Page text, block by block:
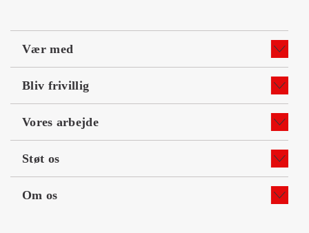
Vær med
Bliv frivillig
Vores arbejde
Støt os
Om os